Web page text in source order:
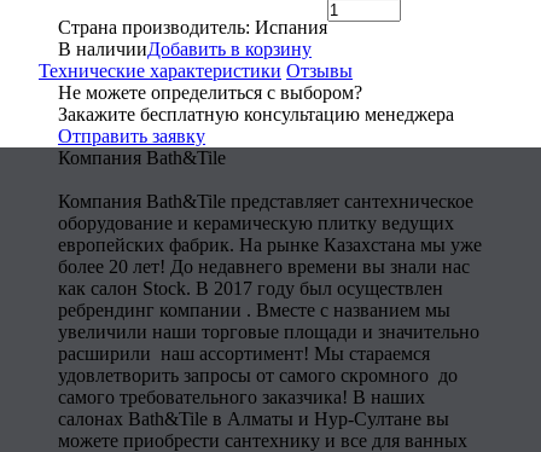
Страна производитель: Испания
В наличииДобавить в корзину
Технические характеристики Отзывы
Не можете определиться с выбором?
Закажите бесплатную консультацию менеджера
Отправить заявку
Компания Bath&Tile
Компания Bath&Tile представляет сантехническое
оборудование и керамическую плитку ведущих
европейских фабрик. На рынке Казахстана мы уже
более 20 лет! До недавнего времени вы знали нас
как салон Stock. В 2017 году был осуществлен
ребрендинг компании . Вместе с названием мы
увеличили наши торговые площади и значительно
расширили наш ассортимент! Мы стараемся
удовлетворить запросы от самого скромного до
самого требовательного заказчика! В наших
салонах Bath&Tile в Алматы и Нур-Султане вы
можете приобрести сантехнику и все для ванных